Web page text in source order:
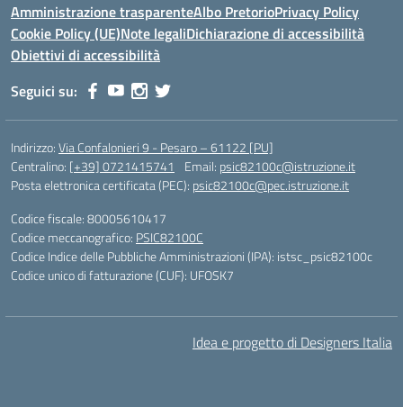
Amministrazione trasparenteAlbo PretorioPrivacy Policy
Cookie Policy (UE)Note legaliDichiarazione di accessibilità
Obiettivi di accessibilità
Seguici su:
Indirizzo:Via Confalonieri 9 - Pesaro – 61122 [PU]
Centralino: [+39] 0721415741 Email: psic82100c@istruzione.it
Posta elettronica certificata (PEC): psic82100c@pec.istruzione.it
Codice fiscale: 80005610417
Codice meccanografico: PSIC82100C
Codice Indice delle Pubbliche Amministrazioni (IPA): istsc_psic82100c
Codice unico di fatturazione (CUF): UFOSK7
Idea e progetto di Designers Italia